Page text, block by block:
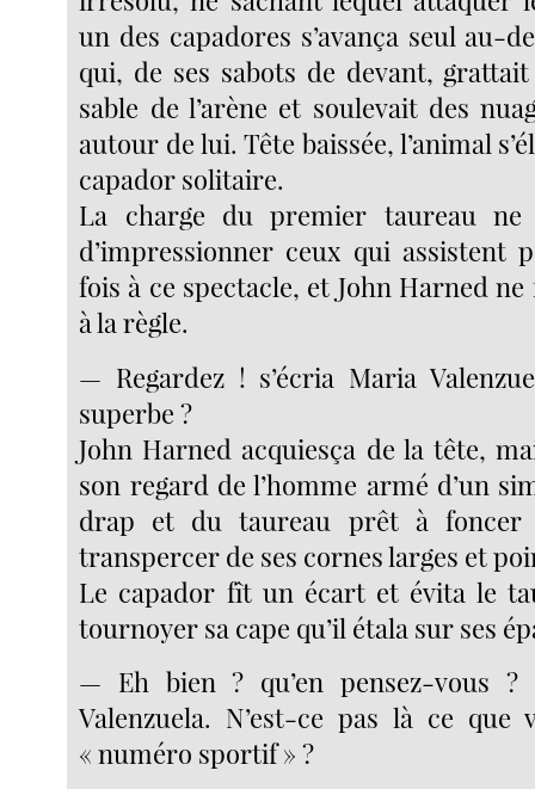
un des capadores s’avança seul au-
qui, de ses sabots de devant,
sable de l’arène et soulevait des
autour de lui. Tête baissée, l’animal
capador solitaire.
La charge du premier taureau ne
d’impressionner ceux qui assistent
fois à ce spectacle, et John Harned
à la règle.
— Regardez ! s’écria Maria
superbe ?
John Harned acquiesça de la tête,
son regard de l’homme armé d’un
drap et du taureau prêt à
transpercer de ses cornes larges et
Le capador fît un écart et évita le
tournoyer sa cape qu’il étala sur ses
— Eh bien ? qu’en pensez-vous ?
Valenzuela. N’est-ce pas là ce que
« numéro sportif » ?